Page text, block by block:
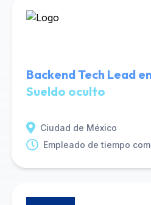
Backend Tech Lead
Sueldo oculto
Ciudad de México
Empleado de tiempo